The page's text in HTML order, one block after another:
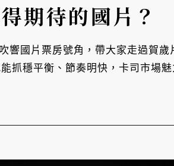
期待的國片？
國片票房號角，帶大家走過賀歲
抓穩平衡、節奏明快，卡司市場